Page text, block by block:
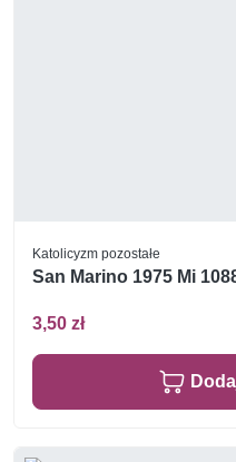
Katolicyzm pozostałe
San Marino 1975 Mi
3,50 zł